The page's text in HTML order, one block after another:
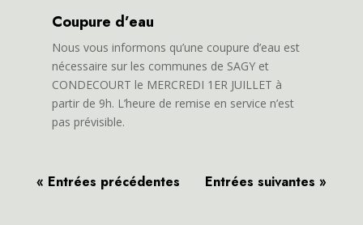
Coupure d’eau
Nous vous informons qu’une coupure d’eau est
nécessaire sur les communes de SAGY et
CONDECOURT le MERCREDI 1ER JUILLET à
partir de 9h. L’heure de remise en service n’est
pas prévisible.
« Entrées précédentes Entrées suivantes »